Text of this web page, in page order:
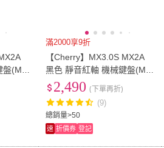
(MX
滿2000享9折
【Cherry】MX3.0S MX2A
黑色 靜音紅軸 機械鍵盤(MX
2A/無鋼板/遊戲/電競)
總銷量>50
2,490 (下單再折)
(9)
速 折價券 登記